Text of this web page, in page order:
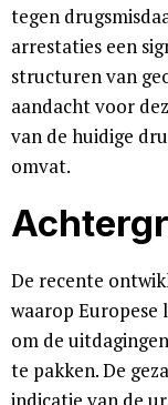
tegen
arrestaties een
structuren van
aandacht voor
van de huidige
omvat.
De recente
waarop Europese
om de
te pakken. De